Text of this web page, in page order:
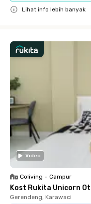
Lihat info lebih banyak
Video
Coliving • Campur
Kost Rukita Unicorn
Gerendeng, Karawaci